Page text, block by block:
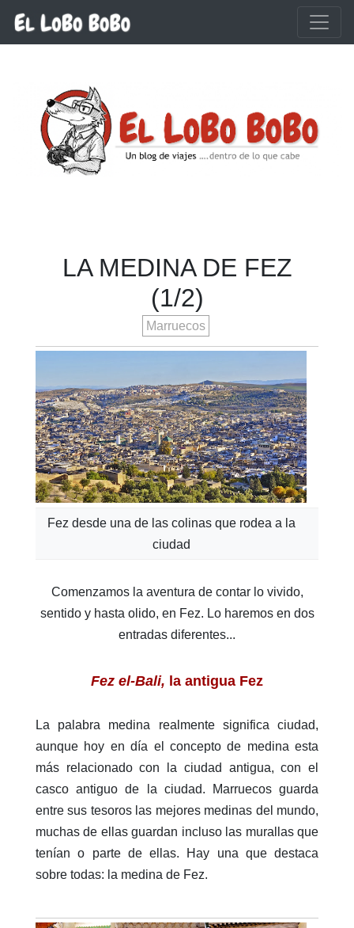
Ir al contenido principal
LA MEDINA DE FEZ
(1/2)
Marruecos
Fez desde una de las colinas que rodea a la
ciudad
Comenzamos la aventura de contar lo vivido,
sentido y hasta olido, en Fez. Lo haremos en dos
entradas diferentes...
Fez el-Bali, la antigua Fez
La palabra medina realmente significa ciudad,
aunque hoy en día el concepto de medina esta
más relacionado con la ciudad antigua, con el
casco antiguo de la ciudad. Marruecos guarda
entre sus tesoros las mejores medinas del mundo,
muchas de ellas guardan incluso las murallas que
tenían o parte de ellas. Hay una que destaca
sobre todas: la medina de Fez.